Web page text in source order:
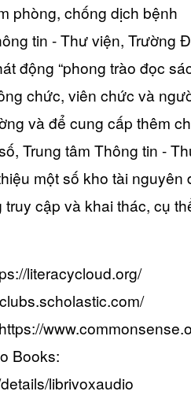
phòng, chống dịch bệnh
tin - Thư viện, Trường
động “phong trào đọc
chức, viên chức và
và để cung cấp thêm
Trung tâm Thông tin -
một số kho tài nguyên
cập và khai thác, cụ
literacycloud.org/
Books:
librivoxaudio